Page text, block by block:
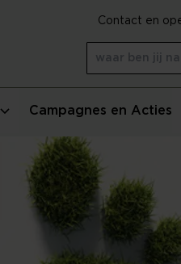
Campagnes en Acties
Contact en